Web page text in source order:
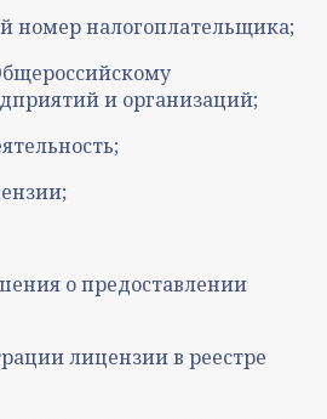
номер налогоплательщика;
и организаций;
о предоставлении
лицензии в реестре